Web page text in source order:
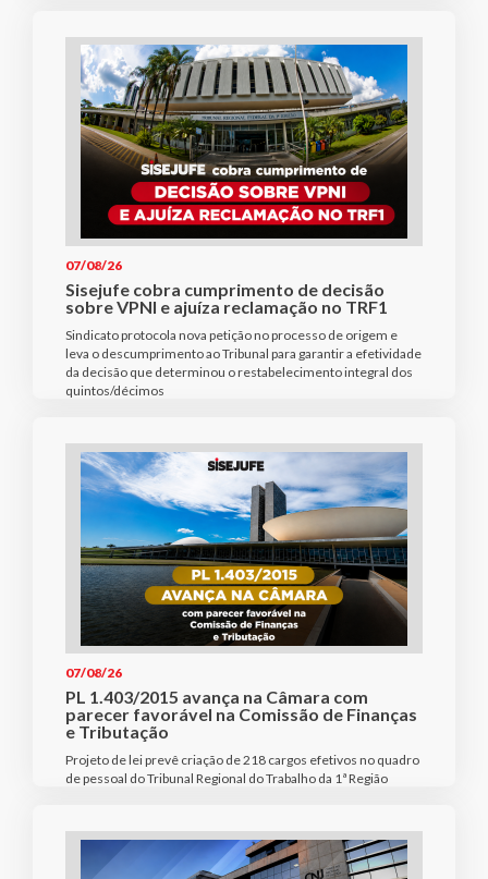
07/08/26
Sisejufe cobra cumprimento de decisão
sobre VPNI e ajuíza reclamação no TRF1
Sindicato protocola nova petição no processo de origem e
leva o descumprimento ao Tribunal para garantir a efetividade
da decisão que determinou o restabelecimento integral dos
quintos/décimos
07/08/26
PL 1.403/2015 avança na Câmara com
parecer favorável na Comissão de Finanças
e Tributação
Projeto de lei prevê criação de 218 cargos efetivos no quadro
de pessoal do Tribunal Regional do Trabalho da 1ª Região